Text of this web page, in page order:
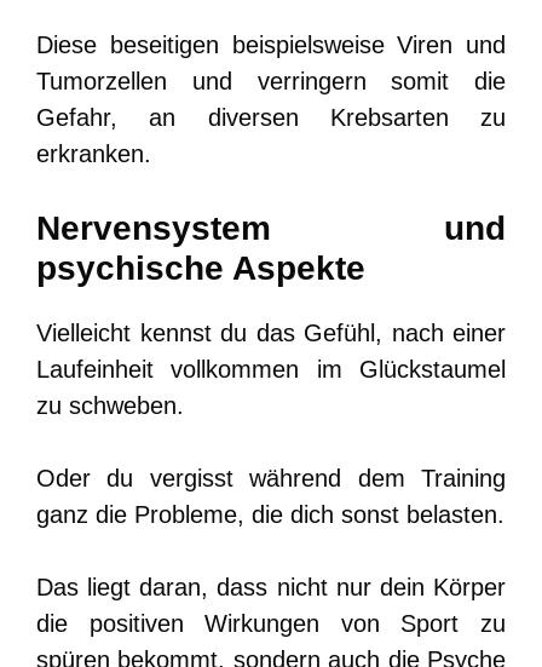
Diese beseitigen beispielsweise Viren und
Tumorzellen und verringern somit die
Gefahr, an diversen Krebsarten zu
erkranken.
Nervensystem und
psychische Aspekte
Vielleicht kennst du das Gefühl, nach einer
Laufeinheit vollkommen im Glückstaumel
zu schweben.
Oder du vergisst während dem Training
ganz die Probleme, die dich sonst belasten.
Das liegt daran, dass nicht nur dein Körper
die positiven Wirkungen von Sport zu
spüren bekommt, sondern auch die Psyche